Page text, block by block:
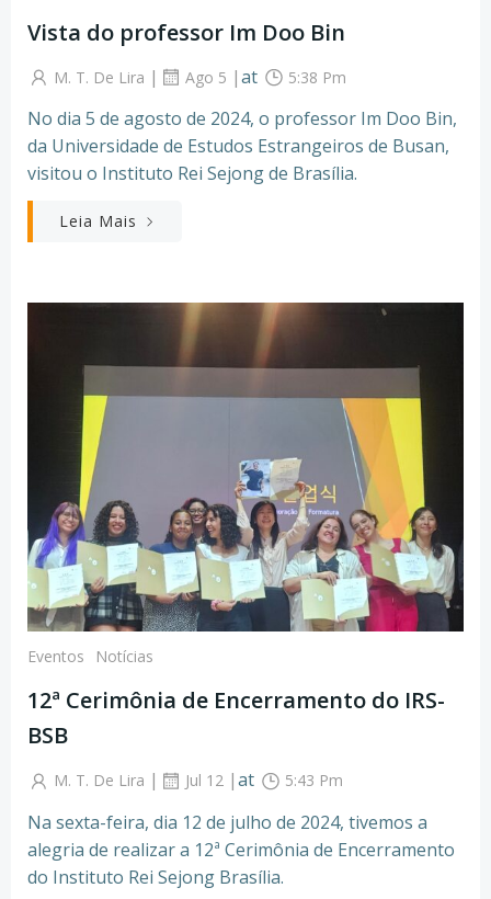
Vista do professor Im Doo Bin
M. T. De Lira | Ago 5 |at 5:38 Pm
No dia 5 de agosto de 2024, o professor Im Doo Bin,
da Universidade de Estudos Estrangeiros de Busan,
visitou o Instituto Rei Sejong de Brasília.
Leia Mais
Eventos Notícias
12ª Cerimônia de Encerramento do IRS-
BSB
M. T. De Lira | Jul 12 |at 5:43 Pm
Na sexta-feira, dia 12 de julho de 2024, tivemos a
alegria de realizar a 12ª Cerimônia de Encerramento
do Instituto Rei Sejong Brasília.